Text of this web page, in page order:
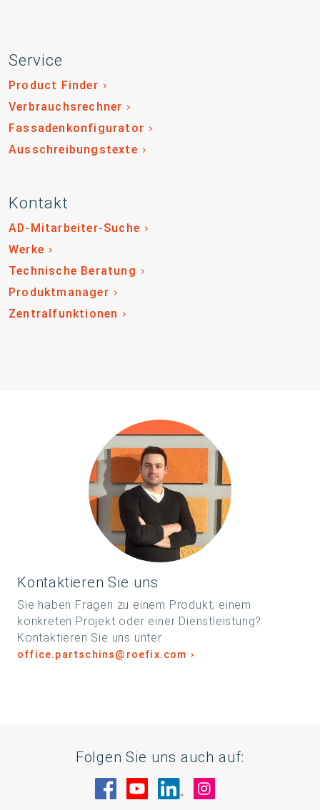
Service
Product Finder
Verbrauchsrechner
Fassadenkonfigurator
Ausschreibungstexte
Kontakt
AD-Mitarbeiter-Suche
Werke
Technische Beratung
Produktmanager
Zentralfunktionen
Kontaktieren Sie uns
Sie haben Fragen zu einem Produkt, einem
konkreten Projekt oder einer Dienstleistung?
Kontaktieren Sie uns unter
office.partschins@roefix.com
Folgen Sie uns auch auf:
Besuche uns auf Facebook
Besuche uns auf YouTube
Besuche uns auf